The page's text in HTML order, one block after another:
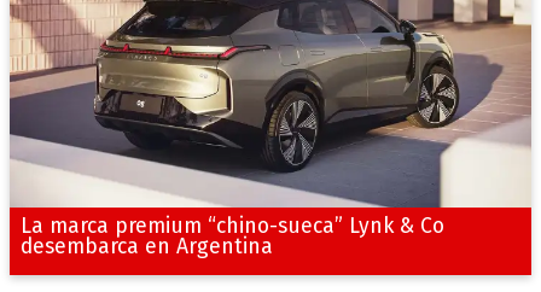
La marca premium “chino-sueca” Lynk & Co
desembarca en Argentina